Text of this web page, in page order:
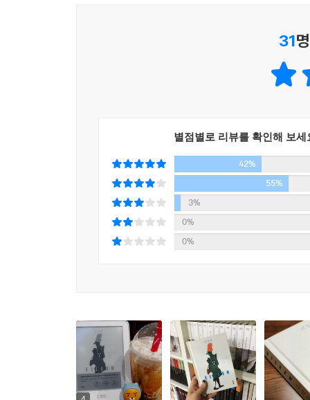
담긴 파이를 든 아이, 빨간 셀로판지와 리본으
참이었다. 자기연민과 원한을 잘 느끼는 사람들
알게 된 74세 아일린의 목소리로 회고하는 모노
혐오, 망상, 미성숙함, 뒤틀린 심리가 징그러울
찌르는 서스펜스적 사건이 등장하면서 긴장감
걸까? 지긋지긋한 직장과 끔찍한 알코올중독자
지저분하고 의뭉스럽고 소심한, 그리고 더없이 솔
“가장 이상하고 엉망이고 애처롭지만 흉내낼 수
변비약의 도움으로 변기가 막힐 정도로 배설한
두고 지내며, 죽은 엄마의 옷을 겹겹이 껴입고
집을 버리고 떠나기를 갈망하면서도 두려워하는
오테사 모시페그는 주도면밀히 구성한 기초 위
각각의 요소를 정교하게 접목해낸 최초의 소설가다.
독자를 동요시키는 장편 데뷔작. 결말 역시 황
- 샌프란시스코 크로니클
『아일린』의 클라이맥스는 기묘하고 섬뜩하면
- 뉴스데이
오테사 모시페그는 첫 장편소설을 통해 지난날 단
적나라하면서 밀실공포적 분위기를 구사하는
음산한 면을 꿰뚫어보는 통찰력을 지녔다.
- 월스트리트 저널
오테사 모시페그는 여느 작가(성별·국적을 불문
31
별점별로 리뷰를 확인해 보세
42%
55%
3%
0%
0%